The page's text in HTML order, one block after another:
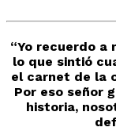
“Yo recuerdo a
lo que sintió
el carnet de la
Por eso señor
historia,